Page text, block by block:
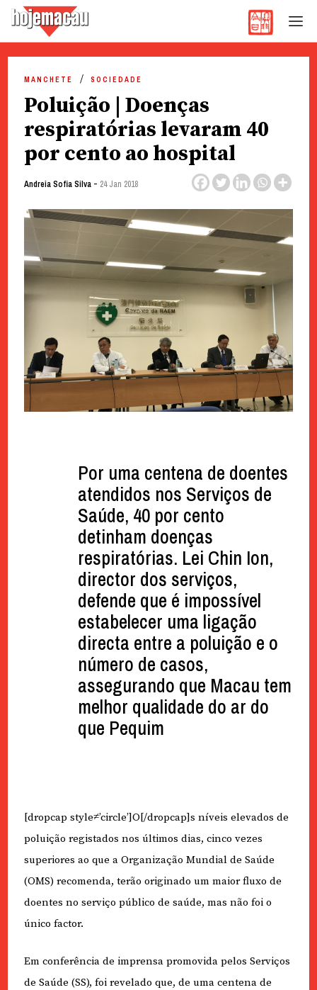
content
MANCHETE SOCIEDADE
Poluição | Doenças
respiratórias levaram 40
por cento ao hospital
Andreia Sofia Silva- 24 Jan 2018
Por uma centena de doentes
atendidos nos Serviços de
Saúde, 40 por cento
detinham doenças
respiratórias. Lei Chin Ion,
director dos serviços,
defende que é impossível
estabelecer uma ligação
directa entre a poluição e o
número de casos,
assegurando que Macau tem
melhor qualidade do ar do
que Pequim
[dropcap style≠’circle’]O[/dropcap]s níveis elevados de
poluição registados nos últimos dias, cinco vezes
superiores ao que a Organização Mundial de Saúde
(OMS) recomenda, terão originado um maior fluxo de
doentes no serviço público de saúde, mas não foi o
único factor.
Em conferência de imprensa promovida pelos Serviços
de Saúde (SS), foi revelado que, de uma centena de